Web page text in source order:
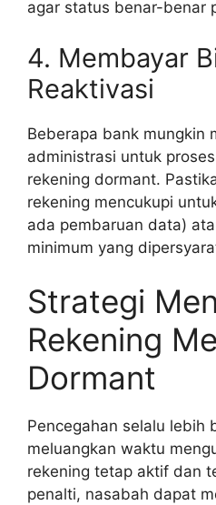
agar status benar-benar
4. Membayar
Reaktivasi
Beberapa bank mungkin
administrasi untuk
rekening dormant.
rekening mencukupi
ada pembaruan data)
minimum yang
Strategi
Rekening
Dormant
Pencegahan selalu lebih
meluangkan waktu
rekening tetap aktif dan
penalti, nasabah dapat